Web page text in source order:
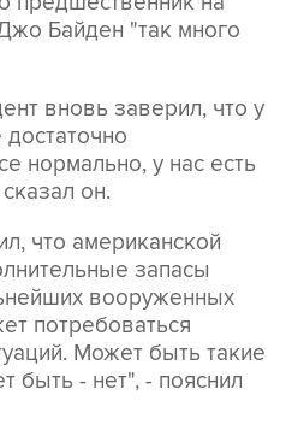
Байден "так много
вновь заверил, что у
нормально, у нас есть
он.
что американской
запасы
вооруженных
потребоваться
Может быть такие
быть - нет", - пояснил